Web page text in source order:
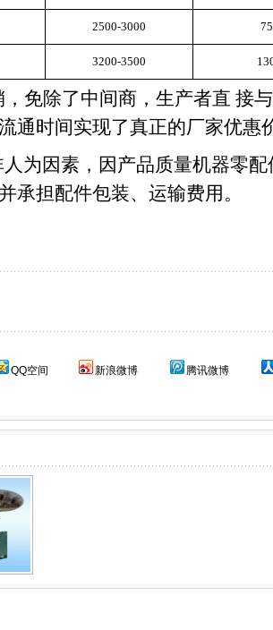
2500-3000 75
3200-3500
，免除了中间商，生产者直 接
通时间实现了真正的厂家优惠
为因素，因产品质量机器零
承担配件包装、运输费用。
QQ空间 新浪微博 腾讯微博